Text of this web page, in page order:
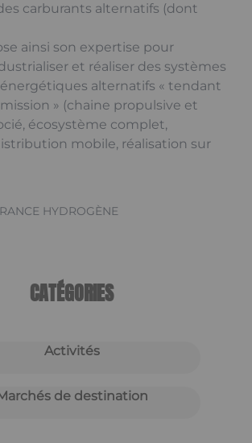
carburants alternatifs (dont
ainsi son expertise pour
et réaliser des systèmes
alternatifs « tendant
» (chaine propulsive et
écosystème complet,
mobile, réalisation sur
HYDROGÈNE
CATÉGORIES
Activités
de destination